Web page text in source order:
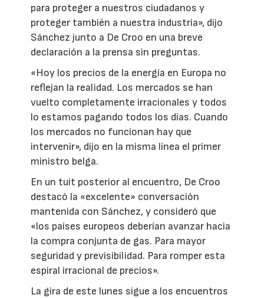
para proteger a nuestros ciudadanos y
proteger también a nuestra industria», dijo
Sánchez junto a De Croo en una breve
declaración a la prensa sin preguntas.
«Hoy los precios de la energía en Europa no
reflejan la realidad. Los mercados se han
vuelto completamente irracionales y todos
lo estamos pagando todos los días. Cuando
los mercados no funcionan hay que
intervenir», dijo en la misma línea el primer
ministro belga.
En un tuit posterior al encuentro, De Croo
destacó la «excelente» conversación
mantenida con Sánchez, y consideró que
«los países europeos deberían avanzar hacia
la compra conjunta de gas. Para mayor
seguridad y previsibilidad. Para romper esta
espiral irracional de precios».
La gira de este lunes sigue a los encuentros